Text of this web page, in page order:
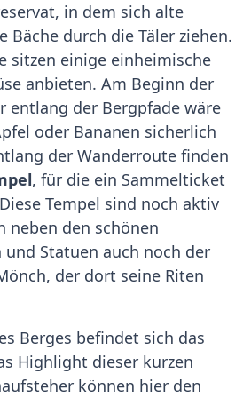
in dem sich alte
Bäche durch die Täler ziehen.
sitzen einige einheimische
anbieten. Am Beginn der
entlang der Bergpfade wäre
oder Bananen sicherlich
der Wanderroute finden
, für die ein Sammelticket
Tempel sind noch aktiv
neben den schönen
und Statuen auch noch der
der dort seine Riten
Berges befindet sich das
Highlight dieser kurzen
können hier den